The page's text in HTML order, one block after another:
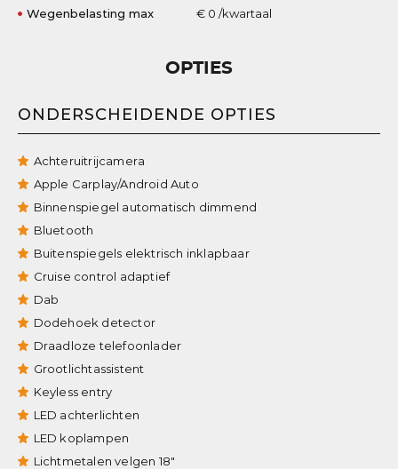
Wegenbelasting max
€ 0 /kwartaal
OPTIES
ONDERSCHEIDENDE OPTIES
Achteruitrijcamera
Apple Carplay/Android Auto
Binnenspiegel automatisch dimmend
Bluetooth
Buitenspiegels elektrisch inklapbaar
Cruise control adaptief
Dab
Dodehoek detector
Draadloze telefoonlader
Grootlichtassistent
Keyless entry
LED achterlichten
LED koplampen
Lichtmetalen velgen 18"